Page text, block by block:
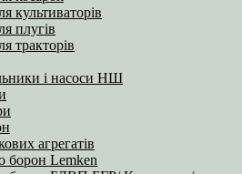
культиваторів
плугів
тракторів
і насоси НШ
агрегатів
борон Lemken